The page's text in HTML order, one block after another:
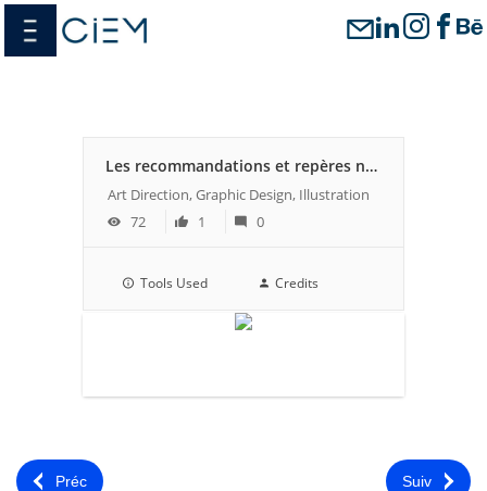
menu
Les recommandations et repères nutritionnels
Art Direction, Graphic Design, Illustration
72
1 0
Tools Used Credits
Préc Suiv